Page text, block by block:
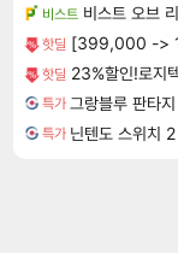
비스트 비스트 오브
핫딜 [399,000 ->
핫딜 23%할인!로지
특가
특가